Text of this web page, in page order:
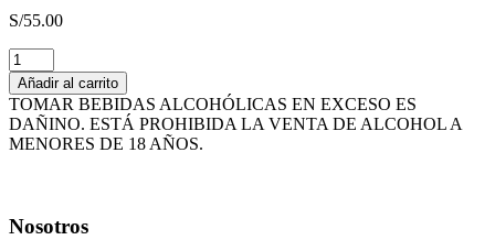
S/55.00
WINE
IN
THE
VAGINE
cantidad
Añadir al carrito
TOMAR BEBIDAS ALCOHÓLICAS EN EXCESO ES
DAÑINO. ESTÁ PROHIBIDA LA VENTA DE ALCOHOL A
MENORES DE 18 AÑOS.
Nosotros